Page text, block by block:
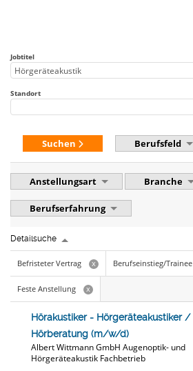
Jobtitel
Standort
Suchen Berufsfeld
Anstellungsart Branche
Berufserfahrung
Detailsuche
Befristeter Vertrag x Berufseinstieg/Trainee
Feste Anstellung x
Hörakustiker - Hörgeräteakustiker /
Hörberatung (m/w/d)
Albert Wittmann GmbH Augenoptik- und
Hörgeräteakustik Fachbetrieb